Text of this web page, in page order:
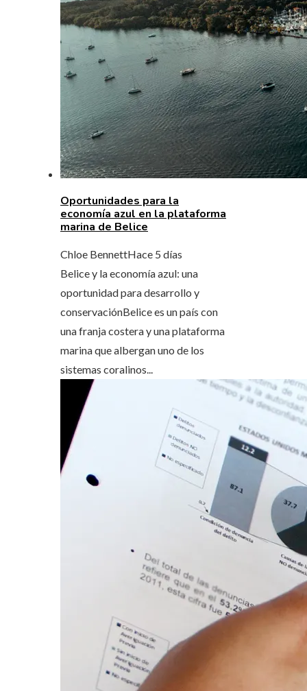
Oportunidades para la
economía azul en la plataforma
marina de Belice
Chloe BennettHace 5 días
Belice y la economía azul: una
oportunidad para desarrollo y
conservaciónBelice es un país con
una franja costera y una plataforma
marina que albergan uno de los
sistemas coralinos...